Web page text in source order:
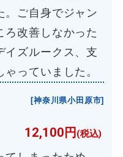
。ご自身でジャン
ろ改善しなかった
イズルークス、支
っていました。
[神奈川県小田原市]
12,100円 (税込)